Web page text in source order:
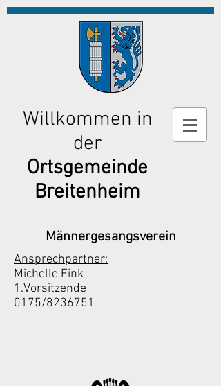
Willkommen in
der
Ortsgemeinde
Breitenheim
Männergesangsverein
Ansprechpartner:
Michelle Fink
1.Vorsitzende
0175/8236751